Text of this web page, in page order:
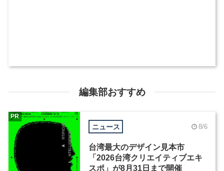
編集部おすすめ
ニュース 8/6
台湾最大のデザイン見本市
「2026台湾クリエイティブエキ
スポ」が8月31日まで開催
PR